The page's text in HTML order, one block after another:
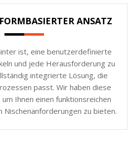
ANSATZ
ist, eine benutzerdefinierte
und jede Herausforderung zu
integrierte Lösung, die
passt. Wir haben diese
Ihnen einen funktionsreichen
Nischenanforderungen zu bieten.